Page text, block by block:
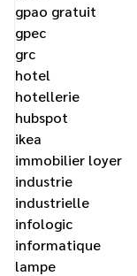
gpao gratuit
gpec
grc
hotel
hotellerie
hubspot
ikea
immobilier loyer
industrie
industrielle
infologic
informatique
lampe